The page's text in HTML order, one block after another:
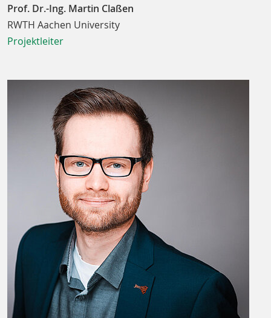
Prof. Dr.-Ing. Martin Claßen
RWTH Aachen University
Projektleiter